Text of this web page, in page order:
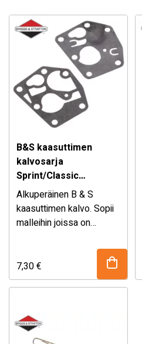
B&S kaasuttimen
kalvosarja
Sprint/Classic
alkuperäinen
Alkuperäinen B & S
kaasuttimen kalvo. Sopii
malleihin joissa on
Paketissa tulee 1kpl
kalvo + 1kpl tiiviste.
7,30€